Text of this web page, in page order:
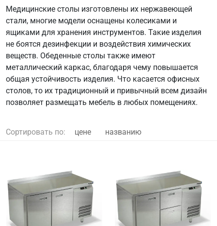
Медицинские столы изготовлены их нержавеющей
стали, многие модели оснащены колесиками и
ящиками для хранения инструментов. Такие изделия
не боятся дезинфекции и воздействия химических
веществ. Обеденные столы также имеют
металлический каркас, благодаря чему повышается
общая устойчивость изделия. Что касается офисных
столов, то их традиционный и привычный всем дизайн
позволяет размещать мебель в любых помещениях.
Сортировать по: цене названию